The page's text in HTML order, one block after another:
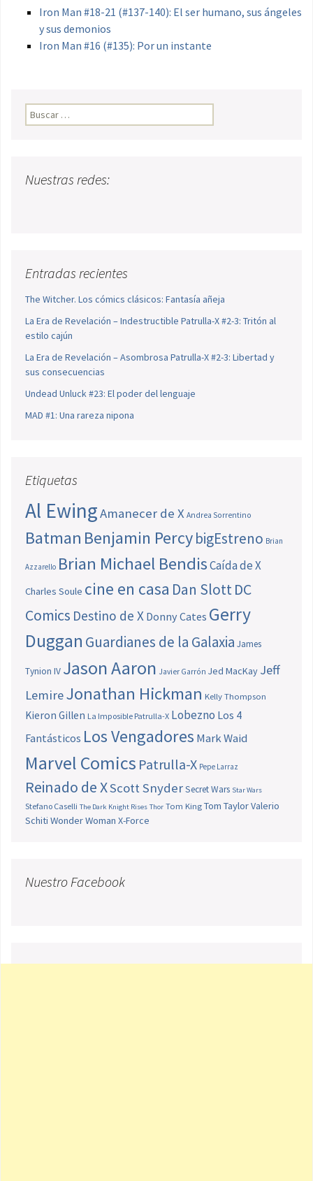
Iron Man #18-21 (#137-140): El ser humano, sus ángeles
y sus demonios
Iron Man #16 (#135): Por un instante
Buscar:
Nuestras redes:
Entradas recientes
The Witcher. Los cómics clásicos: Fantasía añeja
La Era de Revelación – Indestructible Patrulla-X #2-3: Tritón al
estilo cajún
La Era de Revelación – Asombrosa Patrulla-X #2-3: Libertad y
sus consecuencias
Undead Unluck #23: El poder del lenguaje
MAD #1: Una rareza nipona
Etiquetas
Al EwingAmanecer de X Andrea Sorrentino
Batman Benjamin PercybigEstreno Brian
Azzarello Brian Michael BendisCaída de X
Charles Soule cine en casa Dan SlottDC
Comics Destino de X Donny Cates Gerry
Duggan Guardianes de la Galaxia James
Tynion IV Jason Aaron Javier Garrón Jed MacKay Jeff
LemireJonathan Hickman Kelly Thompson
Kieron Gillen La Imposible Patrulla-X Lobezno Los 4
Fantásticos Los Vengadores Mark Waid
Marvel Comics Patrulla-X Pepe Larraz
Reinado de XScott SnyderSecret Wars Star Wars
Stefano Caselli The Dark Knight Rises Thor Tom King Tom TaylorValerio
Schiti Wonder Woman X-Force
Nuestro Facebook